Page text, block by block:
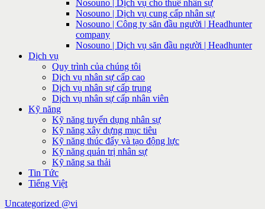
Nosouno | Dịch vụ cho thuê nhân sự
Nosouno | Dịch vụ cung cấp nhân sự
Nosouno | Công ty săn đầu người | Headhunter
company
Nosouno | Dịch vụ săn đầu người | Headhunter
Dịch vụ
Quy trình của chúng tôi
Dịch vụ nhân sự cấp cao
Dịch vụ nhân sự cấp trung
Dịch vụ nhân sự cấp nhân viên
Kỹ năng
Kỹ năng tuyển dụng nhân sự
Kỹ năng xây dựng mục tiêu
Kỹ năng thúc đẩy và tạo động lực
Kỹ năng quản trị nhân sự
Kỹ năng sa thải
Tin Tức
Tiếng Việt
Uncategorized @vi